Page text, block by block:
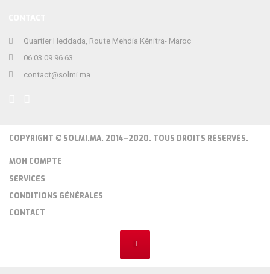
Quartier Heddada, Route Mehdia Kénitra- Maroc
06 03 09 96 63
contact@solmi.ma
COPYRIGHT © SOLMI.MA. 2014–2020. TOUS DROITS RÉSERVÉS.
MON COMPTE
SERVICES
CONDITIONS GÉNÉRALES
CONTACT